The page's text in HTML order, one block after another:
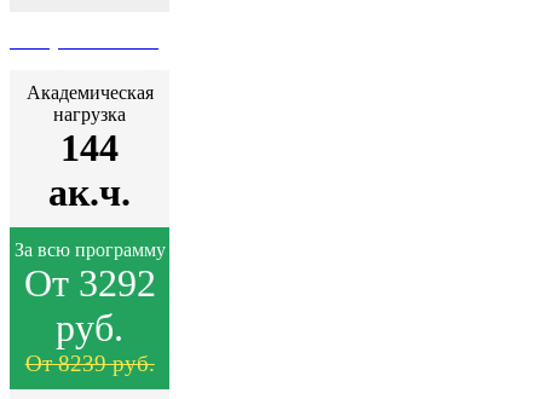
Академическая
нагрузка
144
ак.ч.
За всю программу
От 3292
руб.
От 8239 руб.